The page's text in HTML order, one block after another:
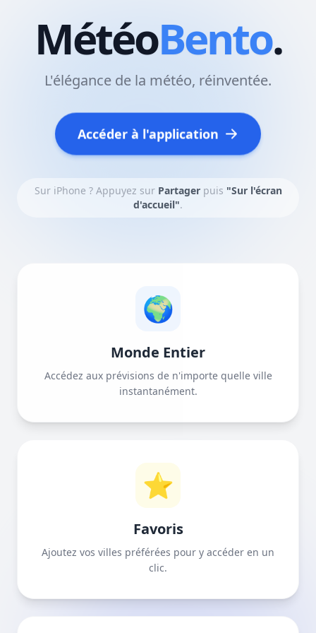
MétéoBento.
L'élégance de la météo, réinventée.
Accéder à l'application
Sur iPhone ? Appuyez sur Partagerpuis "Sur l'écran
d'accueil".
🌍
Monde Entier
Accédez aux prévisions de n'importe quelle ville
instantanément.
⭐
Favoris
Ajoutez vos villes préférées pour y accéder en un
clic.